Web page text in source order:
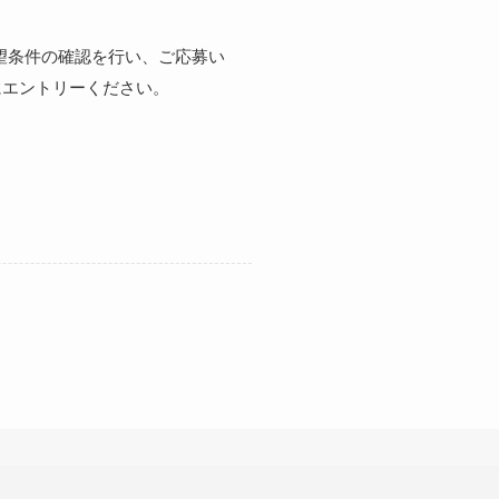
件の確認を行い、ご応募い
ントリーください。